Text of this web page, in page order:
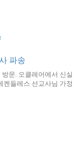
파송
문. 오클레어에서 신실
켄들레스 선교사님 가정